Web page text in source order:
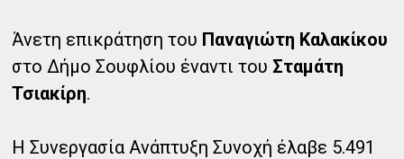
Άνετη επικράτηση του Παναγιώτη Καλακίκου
στο Δήμο Σουφλίου έναντι τουΣταμάτη
Τσιακίρη.
Η Συνεργασία Ανάπτυξη Συνοχή έλαβε 5.491